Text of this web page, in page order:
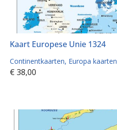
Kaart Europese Unie 1324
Continentkaarten Europa kaarten
€ 38,00